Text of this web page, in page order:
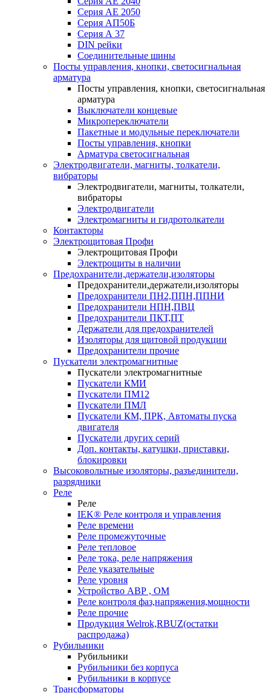
Серия АЕ 2050
Серия АП50Б
Серия А 37
DIN рейки
Соединительные шины
Посты управления, кнопки, светосигнальная
арматура
Посты управления, кнопки, светосигнальная
арматура
Выключатели концевые
Микропереключатели
Пакетные и модульные переключатели
Посты управления, кнопки
Арматура светосигнальная
Электродвигатели, магниты, толкатели,
вибраторы
Электродвигатели, магниты, толкатели,
вибраторы
Электродвигатели
Электромагниты и гидротолкатели
Контакторы
Электрощитовая Профи
Электрощитовая Профи
Электрощиты в наличии
Предохранители,держатели,изоляторы
Предохранители,держатели,изоляторы
Предохранители ПН2,ППН,ППНИ
Предохранители НПН,ПВЦ
Предохранители ПКТ,ПТ
Держатели для предохранителей
Изоляторы для щитовой продукции
Предохранители прочие
Пускатели электромагнитные
Пускатели электромагнитные
Пускатели КМИ
Пускатели ПМ12
Пускатели ПМЛ
Пускатели КМ, ПРК, Автоматы пуска
двигателя
Пускатели других серий
Доп. контакты, катушки, приставки,
блокировки
Высоковольтные изоляторы, разъединители,
разрядники
Реле
Реле
IEK® Реле контроля и управления
Реле времени
Реле промежуточные
Реле тепловое
Реле тока, реле напряжения
Реле указательные
Реле уровня
Устройство АВР , ОМ
Реле контроля фаз,напряжения,мощности
Реле прочие
Продукция Welrok,RBUZ(остатки
распродажа)
Рубильники
Рубильники
Рубильники без корпуса
Рубильники в корпусе
Трансформаторы